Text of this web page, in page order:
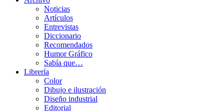
Noticias
Artículos
Entrevistas
Diccionario
Recomendados
Humor Gráfico
Sabía que…
Librería
Color
Dibujo e ilustración
Diseño industrial
Editorial